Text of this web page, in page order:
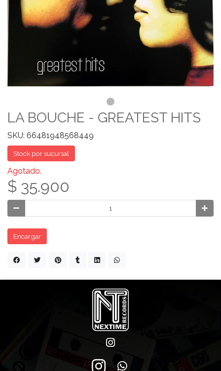
LA BOUCHE - GREATEST HITS
SKU: 66481948568449
Stock por sucursal
Agotado.
$ 35.900
Encargar